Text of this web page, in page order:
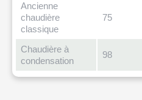
Ancienne
chaudière
classique
75
Chaudière à
condensation
98